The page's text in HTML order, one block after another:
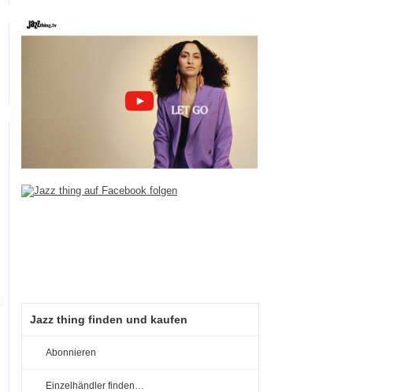
Jazz thing finden und kaufen
Abonnieren
Einzelhändler finden…